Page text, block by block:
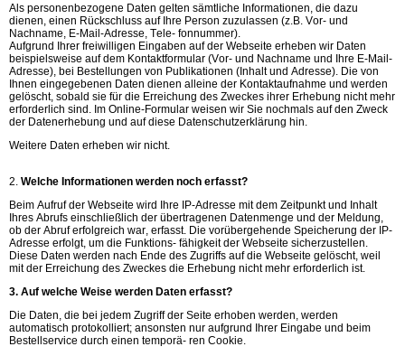
Als personenbezogene Daten gelten sämtliche Informationen, die dazu
dienen, einen Rückschluss auf Ihre Person zuzulassen (z.B. Vor- und
Nachname, E-Mail-Adresse, Tele- fonnummer).
Aufgrund Ihrer freiwilligen Eingaben auf der Webseite erheben wir Daten
beispielsweise auf dem Kontaktformular (Vor- und Nachname und Ihre E-Mail-
Adresse), bei Bestellungen von Publikationen (Inhalt und Adresse). Die von
Ihnen eingegebenen Daten dienen alleine der Kontaktaufnahme und werden
gelöscht, sobald sie für die Erreichung des Zweckes ihrer Erhebung nicht mehr
erforderlich sind. Im Online-Formular weisen wir Sie nochmals auf den Zweck
der Datenerhebung und auf diese Datenschutzerklärung hin.
Weitere Daten erheben wir nicht.
2. Welche Informationen werden noch erfasst?
Beim Aufruf der Webseite wird Ihre IP-Adresse mit dem Zeitpunkt und Inhalt
Ihres Abrufs einschließlich der übertragenen Datenmenge und der Meldung,
ob der Abruf erfolgreich war, erfasst. Die vorübergehende Speicherung der IP-
Adresse erfolgt, um die Funktions- fähigkeit der Webseite sicherzustellen.
Diese Daten werden nach Ende des Zugriffs auf die Webseite gelöscht, weil
mit der Erreichung des Zweckes die Erhebung nicht mehr erforderlich ist.
3. Auf welche Weise werden Daten erfasst?
Die Daten, die bei jedem Zugriff der Seite erhoben werden, werden
automatisch protokolliert; ansonsten nur aufgrund Ihrer Eingabe und beim
Bestellservice durch einen temporä- ren Cookie.